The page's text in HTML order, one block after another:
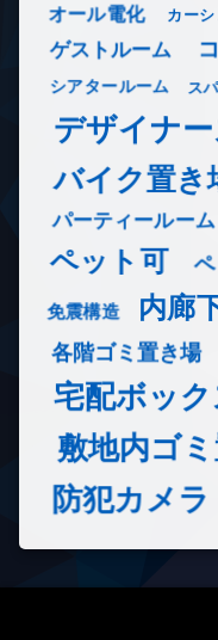
オール電化 カー
ゲストルーム
シアタールーム スパ
デザイナ
バイク置き
パーティールーム
ペット可
免震構造 内廊
各階ゴミ置き場
宅配ボック
敷地内ゴ
防犯カメラ